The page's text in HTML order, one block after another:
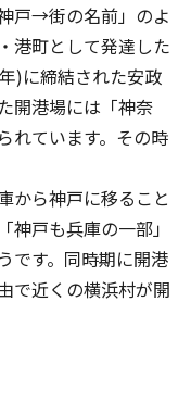
戸→街の名前」のよ
港町として発達した
)に締結された安政
開港場には「神奈
れています。その時
から神戸に移ること
戸も兵庫の一部」
です。同時期に開港
で近くの横浜村が開